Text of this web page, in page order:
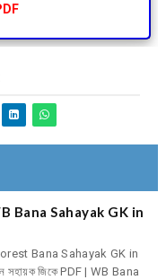
Bana Sahayak GK in
Bana Sahayak GK in
জিকে PDF | WB Bana